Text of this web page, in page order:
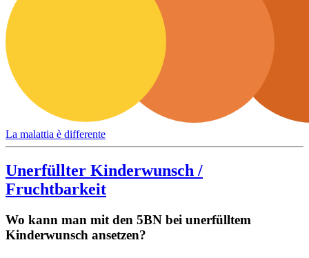
La malattia è differente
Unerfüllter Kinderwunsch /
Fruchtbarkeit
Wo kann man mit den 5BN bei unerfülltem
Kinderwunsch ansetzen?